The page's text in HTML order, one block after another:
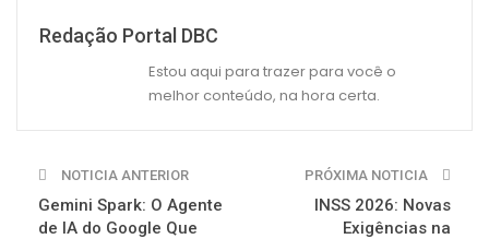
Redação Portal DBC
Estou aqui para trazer para você o
melhor conteúdo, na hora certa.
NOTICIA ANTERIOR
Gemini Spark: O Agente
de IA do Google Que
PRÓXIMA NOTICIA
INSS 2026: Novas
Exigências na